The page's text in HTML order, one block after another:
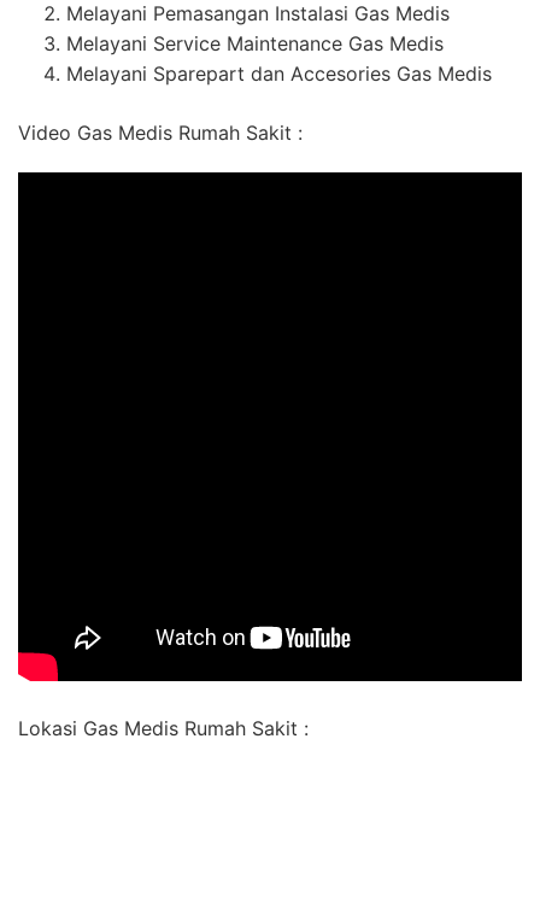
Melayani Pemasangan Instalasi Gas Medis
Melayani Service Maintenance Gas Medis
Melayani Sparepart dan Accesories Gas Medis
Video Gas Medis Rumah Sakit :
Lokasi Gas Medis Rumah Sakit :